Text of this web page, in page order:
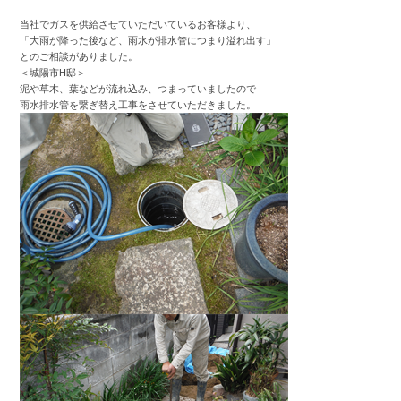
当社でガスを供給させていただいているお客様より、
「大雨が降った後など、雨水が排水管につまり溢れ出す」
とのご相談がありました。
＜城陽市H邸＞
泥や草木、葉などが流れ込み、つまっていましたので
雨水排水管を繋ぎ替え工事をさせていただきました。